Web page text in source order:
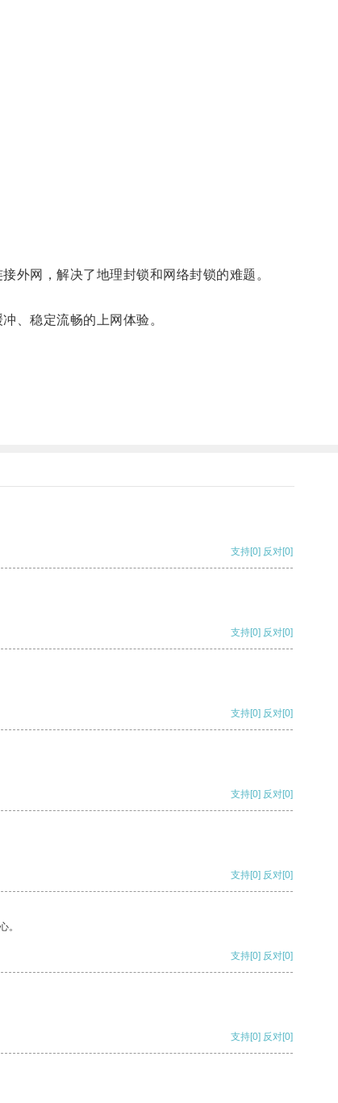
网，解决了地理封锁和网络封锁的难题。
、稳定流畅的上网体验。
支持[0] 反对[0]
支持[0] 反对[0]
支持[0] 反对[0]
支持[0] 反对[0]
支持[0] 反对[0]
。
支持[0] 反对[0]
支持[0] 反对[0]